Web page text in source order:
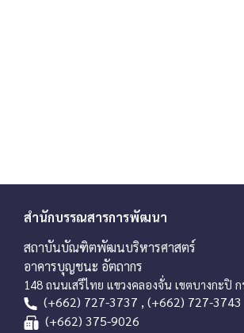
สำนักบรรณสารการพัฒนา
สถาบันบัณฑิตพัฒนบริหารศาสตร์
อาคารบุญชนะ อัตถากร
148 ถนนเสรีไทย แขวงคลองจั่น เขตบางกะปิ
(+662) 727-3737 , (+662) 727-3743
(+662) 375-9026